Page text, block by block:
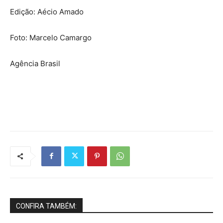
Edição: Aécio Amado
Foto: Marcelo Camargo
Agência Brasil
CONFIRA TAMBÉM: